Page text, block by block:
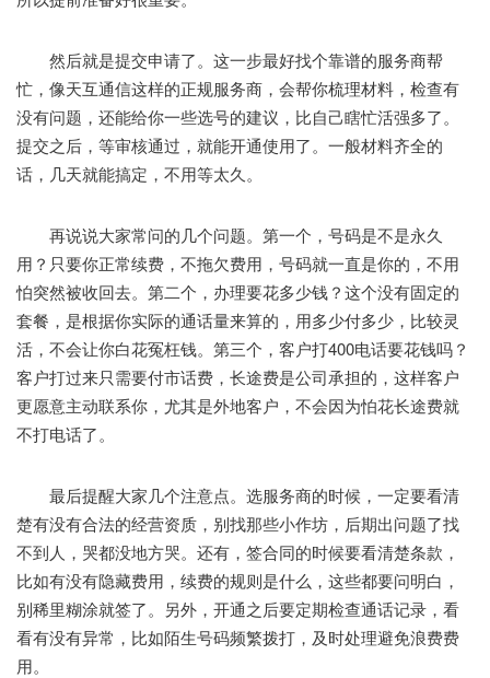
然后就是提交申请了。这一步最好找个靠谱的服务商帮
忙，像天互通信这样的正规服务商，会帮你梳理材料，检查有
没有问题，还能给你一些选号的建议，比自己瞎忙活强多了。
提交之后，等审核通过，就能开通使用了。一般材料齐全的
话，几天就能搞定，不用等太久。
再说说大家常问的几个问题。第一个，号码是不是永久
用？只要你正常续费，不拖欠费用，号码就一直是你的，不用
怕突然被收回去。第二个，办理要花多少钱？这个没有固定的
套餐，是根据你实际的通话量来算的，用多少付多少，比较灵
活，不会让你白花冤枉钱。第三个，客户打400电话要花钱吗？
客户打过来只需要付市话费，长途费是公司承担的，这样客户
更愿意主动联系你，尤其是外地客户，不会因为怕花长途费就
不打电话了。
最后提醒大家几个注意点。选服务商的时候，一定要看清
楚有没有合法的经营资质，别找那些小作坊，后期出问题了找
不到人，哭都没地方哭。还有，签合同的时候要看清楚条款，
比如有没有隐藏费用，续费的规则是什么，这些都要问明白，
别稀里糊涂就签了。另外，开通之后要定期检查通话记录，看
看有没有异常，比如陌生号码频繁拨打，及时处理避免浪费费
用。